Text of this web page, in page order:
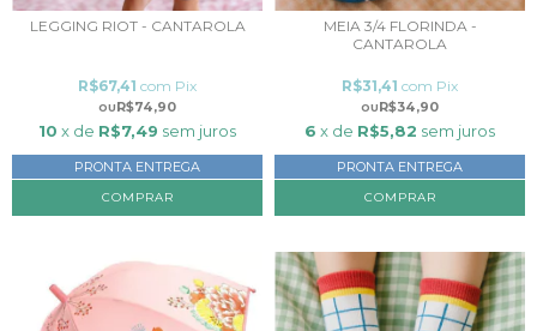
LEGGING RIOT - CANTAROLA
R$74,90
R$67,41 com Pix
10 x de R$7,49 sem juros
PRONTA ENTREGA
COMPRAR
MEIA 3/4 FLORINDA -
CANTAROLA
R$34,90
R$31,41 com Pix
6 x de R$5,82 sem juros
PRONTA ENTREGA
COMPRAR